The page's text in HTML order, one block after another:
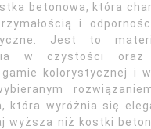
betonowa, która
i
Jest to
w czystości oraz
kolorystycznej i
która wyróżnia się
wyższa niż kostki